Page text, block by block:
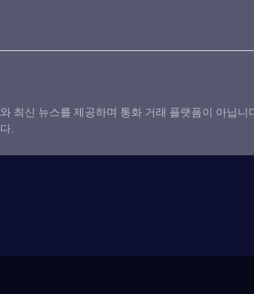
최신 뉴스를 제공하며 통화 거래 플랫폼이 아닙니
.